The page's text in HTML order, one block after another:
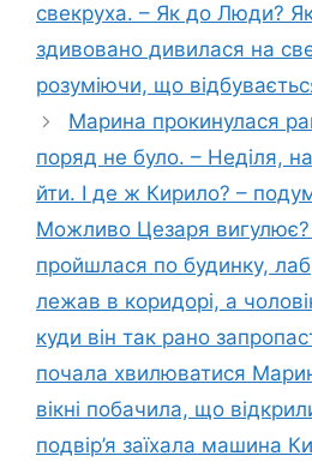
свекруха. – Як до Люди? Як
здивовано дивилася на
розуміючи, що
Марина прокинулася
поряд не було. – Неділя,
йти. І де ж Кирило? –
Можливо Цезаря
пройшлася по будинку,
лежав в коридорі, а
куди він так рано
почала хвилюватися
вікні побачила, що
подвір’я заїхала машина